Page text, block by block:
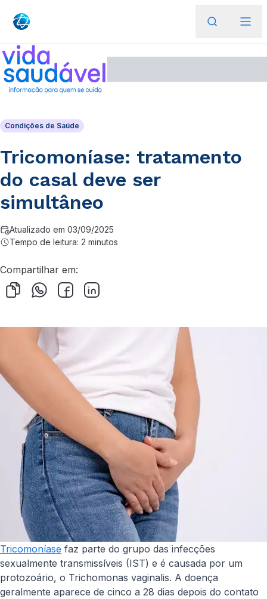
Condições de Saúde
Tricomoníase: tratamento
do casal deve ser
simultâneo
Atualizado em 03/09/2025
Tempo de leitura: 2 minutos
Compartilhar em:
Tricomoníase faz parte do grupo das infecções
sexualmente transmissíveis (IST) e é causada por um
protozoário, o Trichomonas vaginalis. A doença
geralmente aparece de cinco a 28 dias depois do contato